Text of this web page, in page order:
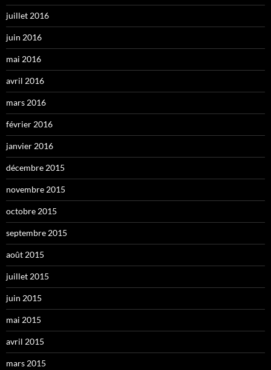
juillet 2016
juin 2016
mai 2016
avril 2016
mars 2016
février 2016
janvier 2016
décembre 2015
novembre 2015
octobre 2015
septembre 2015
août 2015
juillet 2015
juin 2015
mai 2015
avril 2015
mars 2015